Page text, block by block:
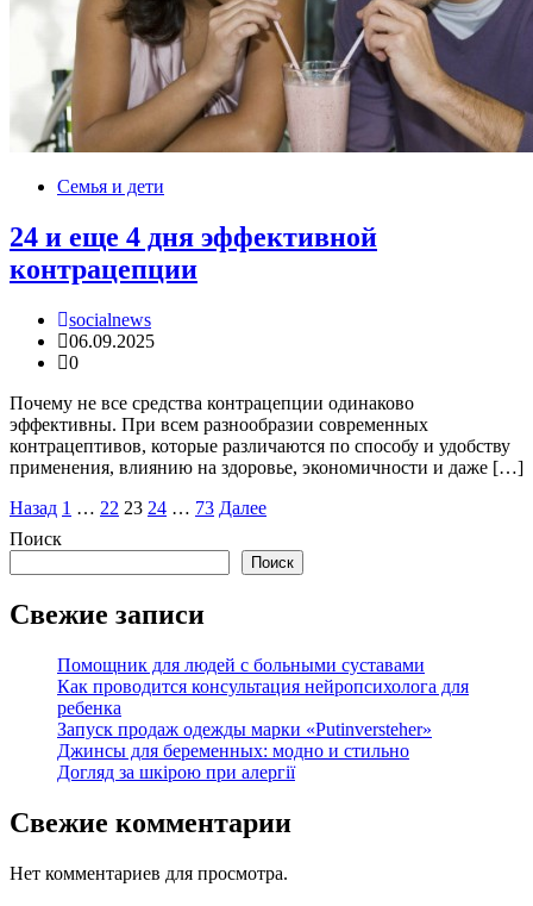
Семья и дети
24 и еще 4 дня эффективной
контрацепции
socialnews
06.09.2025
0
Почему не все средства контрацепции одинаково
эффективны. При всем разнообразии современных
контрацептивов, которые различаются по способу и удобству
применения, влиянию на здоровье, экономичности и даже […]
Пагинация
записей
Назад 1 … 22 23 24 … 73 Далее
Поиск
Поиск
Свежие записи
Помощник для людей с больными суставами
Как проводится консультация нейропсихолога для
ребенка
Запуск продаж одежды марки «Putinversteher»
Джинсы для беременных: модно и стильно
Догляд за шкірою при алергії
Свежие комментарии
Нет комментариев для просмотра.